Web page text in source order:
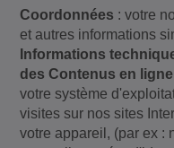
Coordonnées : votre
et autres informations
Informations
des Contenus en
votre système
visites sur nos sites
votre appareil, (par ex :